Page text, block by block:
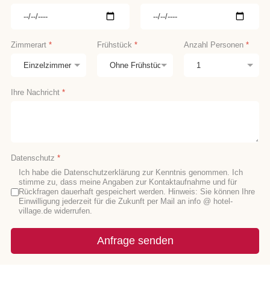
Zimmerart * Frühstück* Anzahl Personen *
Ihre Nachricht *
Datenschutz *
Ich habe die Datenschutzerklärung zur Kenntnis genommen. Ich
stimme zu, dass meine Angaben zur Kontaktaufnahme und für
Rückfragen dauerhaft gespeichert werden. Hinweis: Sie können Ihre
Einwilligung jederzeit für die Zukunft per Mail an info @ hotel-
village.de widerrufen.
Anfrage senden